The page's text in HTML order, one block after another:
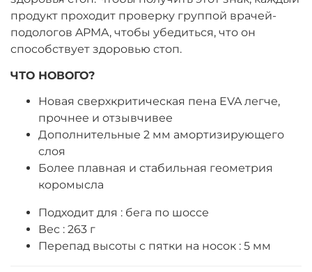
продукт проходит проверку группой врачей-
подологов APMA, чтобы убедиться, что он
способствует здоровью стоп.
ЧТО НОВОГО?
Новая сверхкритическая пена EVA легче,
прочнее и отзывчивее
Дополнительные 2 мм амортизирующего
слоя
Более плавная и стабильная геометрия
коромысла
Подходит для : бега по шоссе
Вес : 263 г
Перепад высоты с пятки на носок : 5 мм